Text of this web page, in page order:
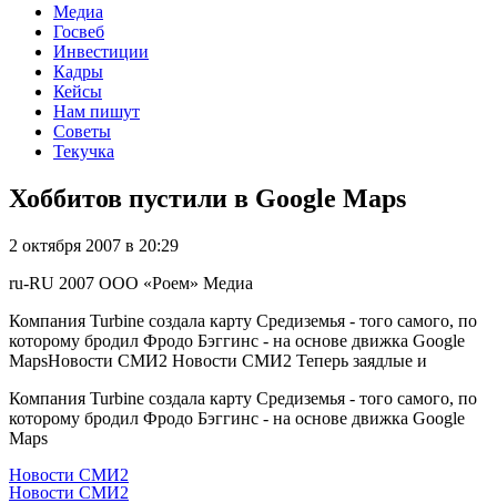
Медиа
Госвеб
Инвестиции
Кадры
Кейсы
Нам пишут
Советы
Текучка
Хоббитов пустили в Google Maps
2 октября 2007 в 20:29
ru-RU 2007 ООО «Роем» Медиа
Компания Turbine создала карту Средиземья - того самого, по
которому бродил Фродо Бэггинс - на основе движка Google
MapsНовости СМИ2 Новости СМИ2 Теперь заядлые и
Компания Turbine создала карту Средиземья - того самого, по
которому бродил Фродо Бэггинс - на основе движка Google
Maps
Новости СМИ2
Новости СМИ2